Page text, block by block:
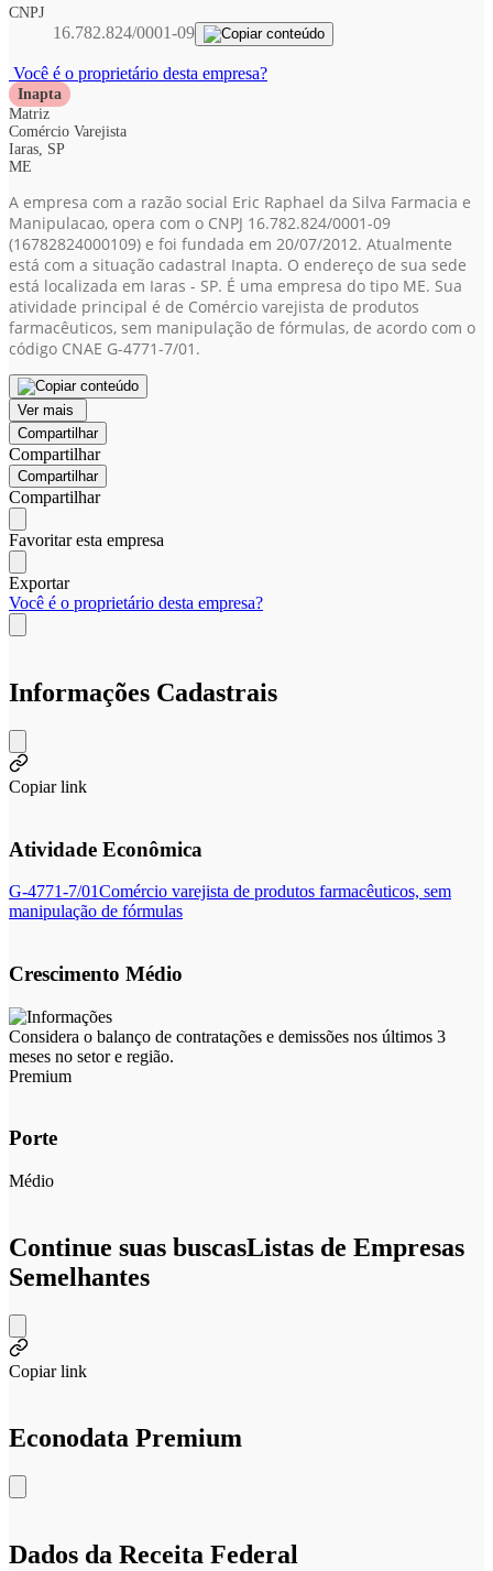
CNPJ
16.782.824/0001-09
Você é o proprietário desta empresa?
Inapta
Matriz
Comércio Varejista
Iaras, SP
ME
A empresa com a razão social Eric Raphael da Silva Farmacia e
Manipulacao, opera com o CNPJ 16.782.824/0001-09
(16782824000109) e foi fundada em 20/07/2012. Atualmente
está com a situação cadastral Inapta. O endereço de sua sede
está localizada em Iaras - SP. É uma empresa do tipo ME. Sua
atividade principal é de Comércio varejista de produtos
farmacêuticos, sem manipulação de fórmulas, de acordo com o
código CNAE G-4771-7/01.
Ver mais
Compartilhar
Compartilhar
Compartilhar
Compartilhar
Favoritar esta empresa
Exportar
Você é o proprietário desta empresa?
Informações Cadastrais
Copiar link
Atividade Econômica
G-4771-7/01Comércio varejista de produtos farmacêuticos, sem
manipulação de fórmulas
Crescimento Médio
Considera o balanço de contratações e demissões nos últimos 3
meses no setor e região.
Premium
Porte
Médio
Continue suas buscasListas de Empresas
Semelhantes
Copiar link
Econodata Premium
Dados da Receita Federal